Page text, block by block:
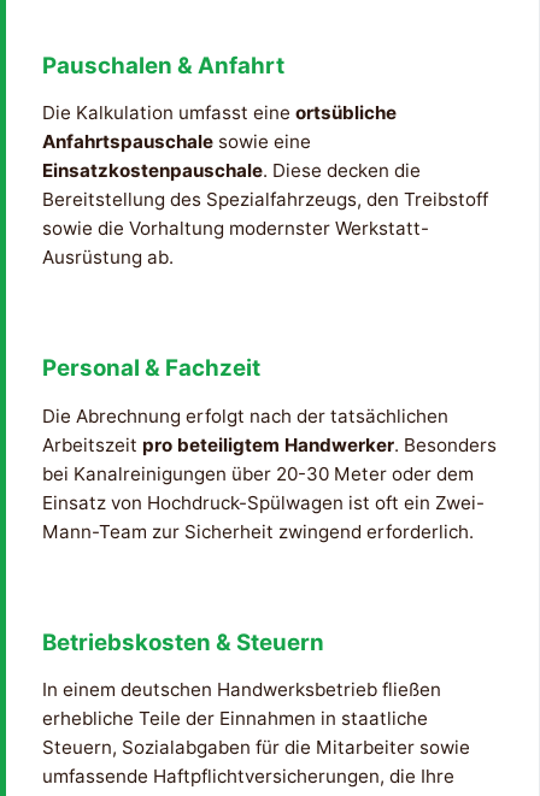
Pauschalen & Anfahrt
Die Kalkulation umfasst eine ortsübliche
Anfahrtspauschale sowie eine
Einsatzkostenpauschale. Diese decken die
Bereitstellung des Spezialfahrzeugs, den Treibstoff
sowie die Vorhaltung modernster Werkstatt-
Ausrüstung ab.
Personal & Fachzeit
Die Abrechnung erfolgt nach der tatsächlichen
Arbeitszeit pro beteiligtem Handwerker. Besonders
bei Kanalreinigungen über 20-30 Meter oder dem
Einsatz von Hochdruck-Spülwagen ist oft ein Zwei-
Mann-Team zur Sicherheit zwingend erforderlich.
Betriebskosten & Steuern
In einem deutschen Handwerksbetrieb fließen
erhebliche Teile der Einnahmen in staatliche
Steuern, Sozialabgaben für die Mitarbeiter sowie
umfassende Haftpflichtversicherungen, die Ihre